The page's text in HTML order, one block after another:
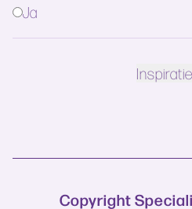
Ja
Copyright